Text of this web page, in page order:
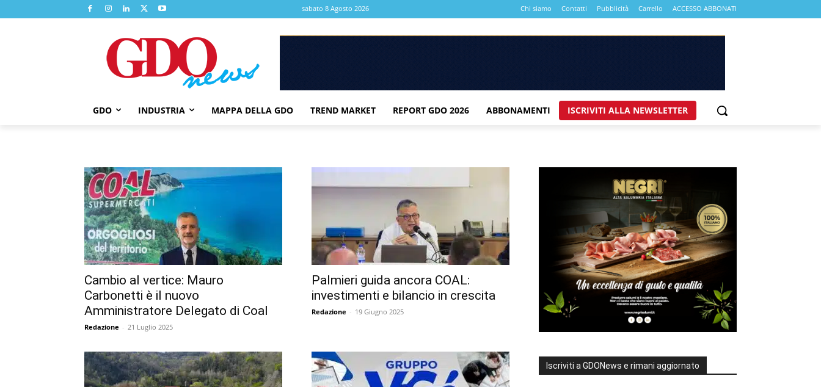
sabato 8 Agosto 2026 Chi siamo Contatti Pubblicità Carrello ACCESSO ABBONATI
GDO INDUSTRIA MAPPA DELLA GDO TREND MARKET REPORT GDO 2026 ABBONAMENTI ISCRIVITI ALLA NEWSLETTER
Cambio al vertice: Mauro
Carbonetti è il nuovo
Amministratore Delegato di Coal
Redazione - 21 Luglio 2025
Palmieri guida ancora COAL:
investimenti e bilancio in crescita
Redazione - 19 Giugno 2025
Iscriviti a GDONews e rimani aggiornato